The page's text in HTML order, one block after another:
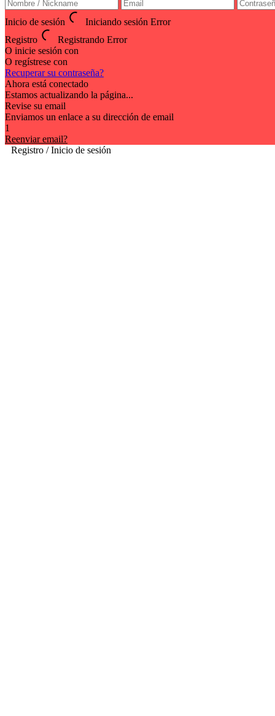
Inicio de sesión Iniciando sesión Error
Registro
Registrando Error
O inicie sesión con
O regístrese con
Recuperar su contraseña?
Ahora está conectado
Estamos actualizando la página...
Revise su email
Enviamos un enlace a su dirección de email
1
Reenviar email?
Registro / Inicio de sesión